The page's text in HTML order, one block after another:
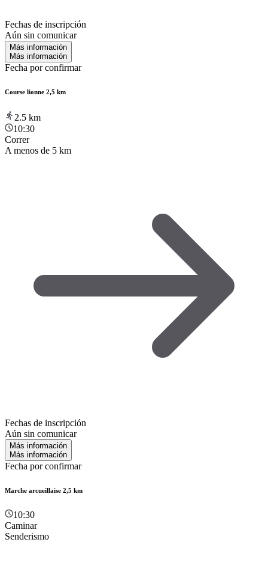
Fechas de inscripción
Aún sin comunicar
Más información
Más información
Fecha por confirmar
Course lionne 2,5 km
2.5 km
10:30
Correr
A menos de 5 km
Fechas de inscripción
Aún sin comunicar
Más información
Más información
Fecha por confirmar
Marche arcueillaise 2,5 km
10:30
Caminar
Senderismo